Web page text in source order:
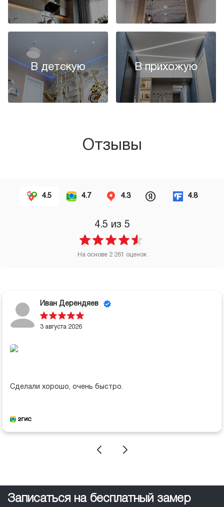
В детскую В прихожую
Отзывы
4.5 4.7 4.3 4.8
4.5 из 5
На основе 2 261 оценок
Иван Дерендяев
3 августа 2026
Сделали хорошо, очень быстро.
Записаться на бесплатный замер